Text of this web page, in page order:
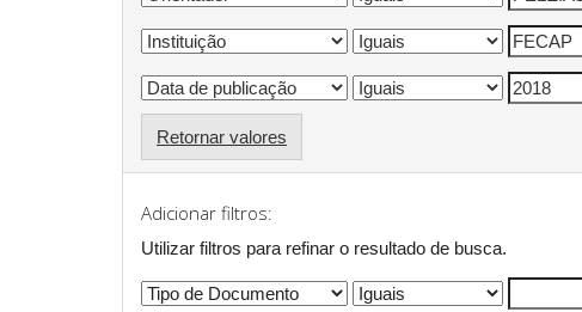
Retornar valores
Adicionar filtros:
Utilizar filtros para refinar o resultado de busca.